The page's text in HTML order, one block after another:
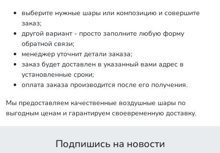
выберите нужные шары или композицию и совершите
заказ;
другой вариант - просто заполните любую форму
обратной связи;
менеджер уточнит детали заказа;
заказ будет доставлен в указанный вами адрес в
установленные сроки;
оплата заказа производится после его получения.
Мы предоставляем качественные воздушные шары по
выгодным ценам и гарантируем своевременную доставку.
Подпишись на новости